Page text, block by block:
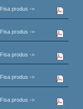
Fisa produs ->
Fisa produs ->
Fisa produs ->
Fisa produs ->
Fisa produs ->